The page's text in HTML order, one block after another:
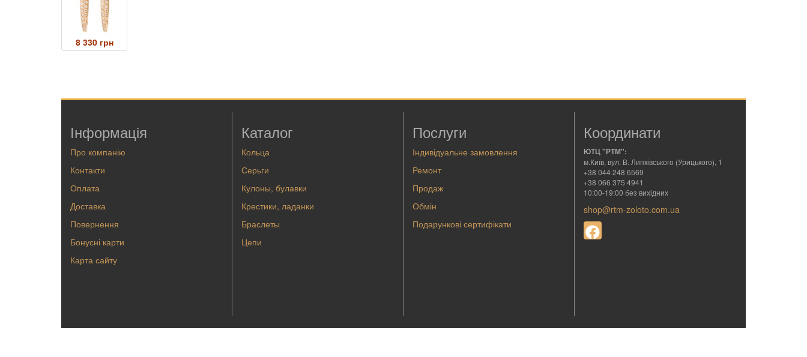
8 330 грн
Інформація
Про компанію
Контакти
Оплата
Доставка
Повернення
Бонусні карти
Карта сайту
Каталог
Кольца
Серьги
Кулоны, булавки
Крестики, ладанки
Браслеты
Цепи
Послуги
Індивідуальне замовлення
Ремонт
Продаж
Обмін
Подарункові сертифікати
Координати
ЮТЦ "РТМ":
м.Київ, вул. В. Липківського (Урицького), 1
+38 044 248 6569
+38 066 375 4941
10:00-19:00 без вихідних
shop@rtm-zoloto.com.ua